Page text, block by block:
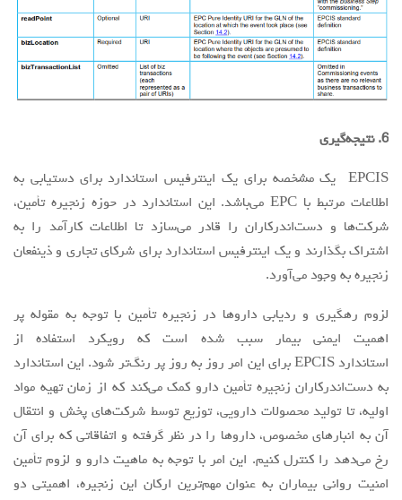
6. نتیجه‌گیری
EPCIS یک مشخصه برای یک اینترفیس استاندارد برای دستیابی به
اطلاعات مرتبط با EPC می‌باشد. این استاندارد در حوزه زنجیره تأمین،
شرکت‌ها و دست‌اندرکاران را قادر می‌سازد تا اطلاعات کارآمد را به
اشتراک بگذارند و یک اینترفیس استاندارد برای شرکای تجاری و ذینفعان
زنجیره به وجود می‌آورد.
لزوم رهگیری و ردیابی داروها در زنجیره تأمین با توجه به مقوله پر
اهمیت ایمنی بیمار سبب شده است که رویکرد استفاده از
استاندارد EPCIS برای این امر روز به روز پر رنگ‌تر شود. این استاندارد
به دست‌اندرکاران زنجیره تأمین دارو کمک می‌کند که از زمان تهیه مواد
اولیه، تا تولید محصولات دارویی، توزیع توسط شرکت‌های پخش و انتقال
آن به انبارهای مخصوص، داروها را در نظر گرفته و اتفاقاتی که برای آن
رخ می‌دهد را کنترل کنیم. این امر با توجه به ماهیت دارو و لزوم تأمین
امنیت روانی بیماران به عنوان مهم‌ترین ارکان این زنجیره، اهمیتی دو